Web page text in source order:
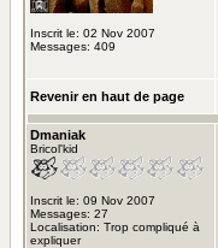
Inscrit le: 02 Nov 2007
Messages: 409
Revenir en haut de page
Dmaniak
Bricol'kid
Inscrit le: 09 Nov 2007
Messages: 27
Localisation: Trop compliqué à
expliquer